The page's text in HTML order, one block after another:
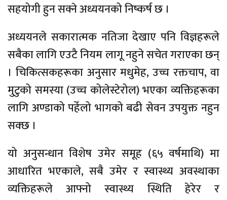
सहयोगी हुन सक्ने अध्ययनको निष्कर्ष छ ।
अध्ययनले सकारात्मक नतिजा देखाए पनि विज्ञहरूले
सबैका लागि एउटै नियम लागू नहुने सचेत गराएका छन्
। चिकित्सकहरूका अनुसार मधुमेह, उच्च रक्तचाप, वा
मुटुको समस्या (उच्च कोलेस्टेरोल) भएका व्यक्तिहरूका
लागि अण्डाको पहेँलो भागको बढी सेवन उपयुक्त नहुन
सक्छ ।
यो अनुसन्धान विशेष उमेर समूह (६५ वर्षमाथि) मा
आधारित भएकाले, सबै उमेर र स्वास्थ्य अवस्थाका
व्यक्तिहरूले आफ्नो स्वास्थ्य स्थिति हेरेर र